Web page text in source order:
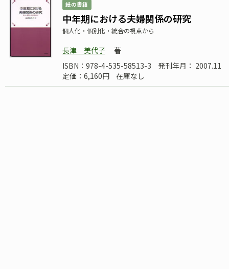
紙の書籍
中年期における夫婦関係の研究
個人化・個別化・統合の視点から
長津 美代子
著
ISBN：978-4-535-58513-3
発刊年月： 2007.11
定価：6,160円
在庫なし